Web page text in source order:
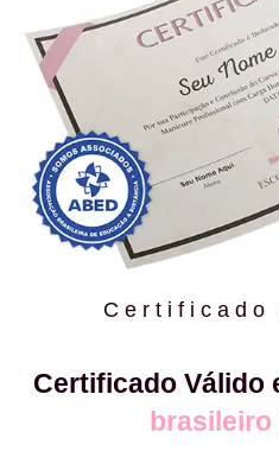
Certificado
Certificado Válido
brasileiro